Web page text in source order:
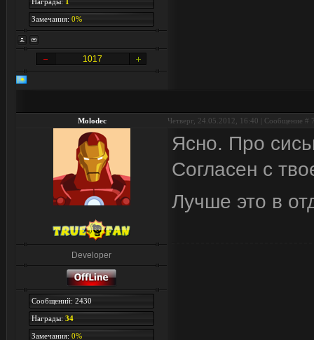
Замечания: 0%
1017
Molodec Четверг, 24.05.2012, 16:40 | Сообщение #
Developer
Сообщений: 2430
Награды: 34
Замечания: 0%
Ясно. Про
Согласен с
Лучше это в